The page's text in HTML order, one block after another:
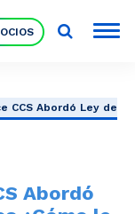
CCS Abordó Ley de
Abordó